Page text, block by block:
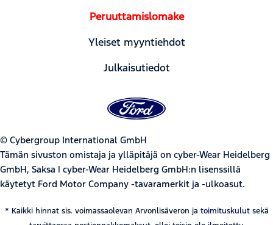
Peruuttamislomake
Yleiset myyntiehdot
Julkaisutiedot
© Cybergroup International GmbH
Tämän sivuston omistaja ja ylläpitäjä on cyber-Wear Heidelberg
GmbH, Saksa | cyber-Wear Heidelberg GmbH:n lisenssillä
käytetyt Ford Motor Company -tavaramerkit ja -ulkoasut.
* Kaikki hinnat sis. voimassaolevan Arvonlisäveron ja toimituskulutsekä